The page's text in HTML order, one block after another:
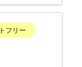
フリー